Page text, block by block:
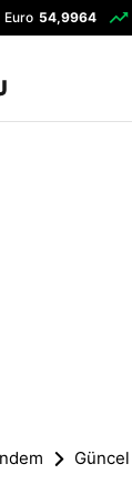
Euro 54,9964
Güncel